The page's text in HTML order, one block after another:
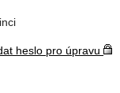
heslo pro úpravu